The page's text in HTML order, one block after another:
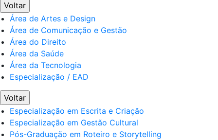
Voltar
Área de Artes e Design
Área de Comunicação e Gestão
Área do Direito
Área da Saúde
Área da Tecnologia
Especialização / EAD
Voltar
Especialização em Escrita e Criação
Especialização em Gestão Cultural
Pós-Graduação em Roteiro e Storytelling